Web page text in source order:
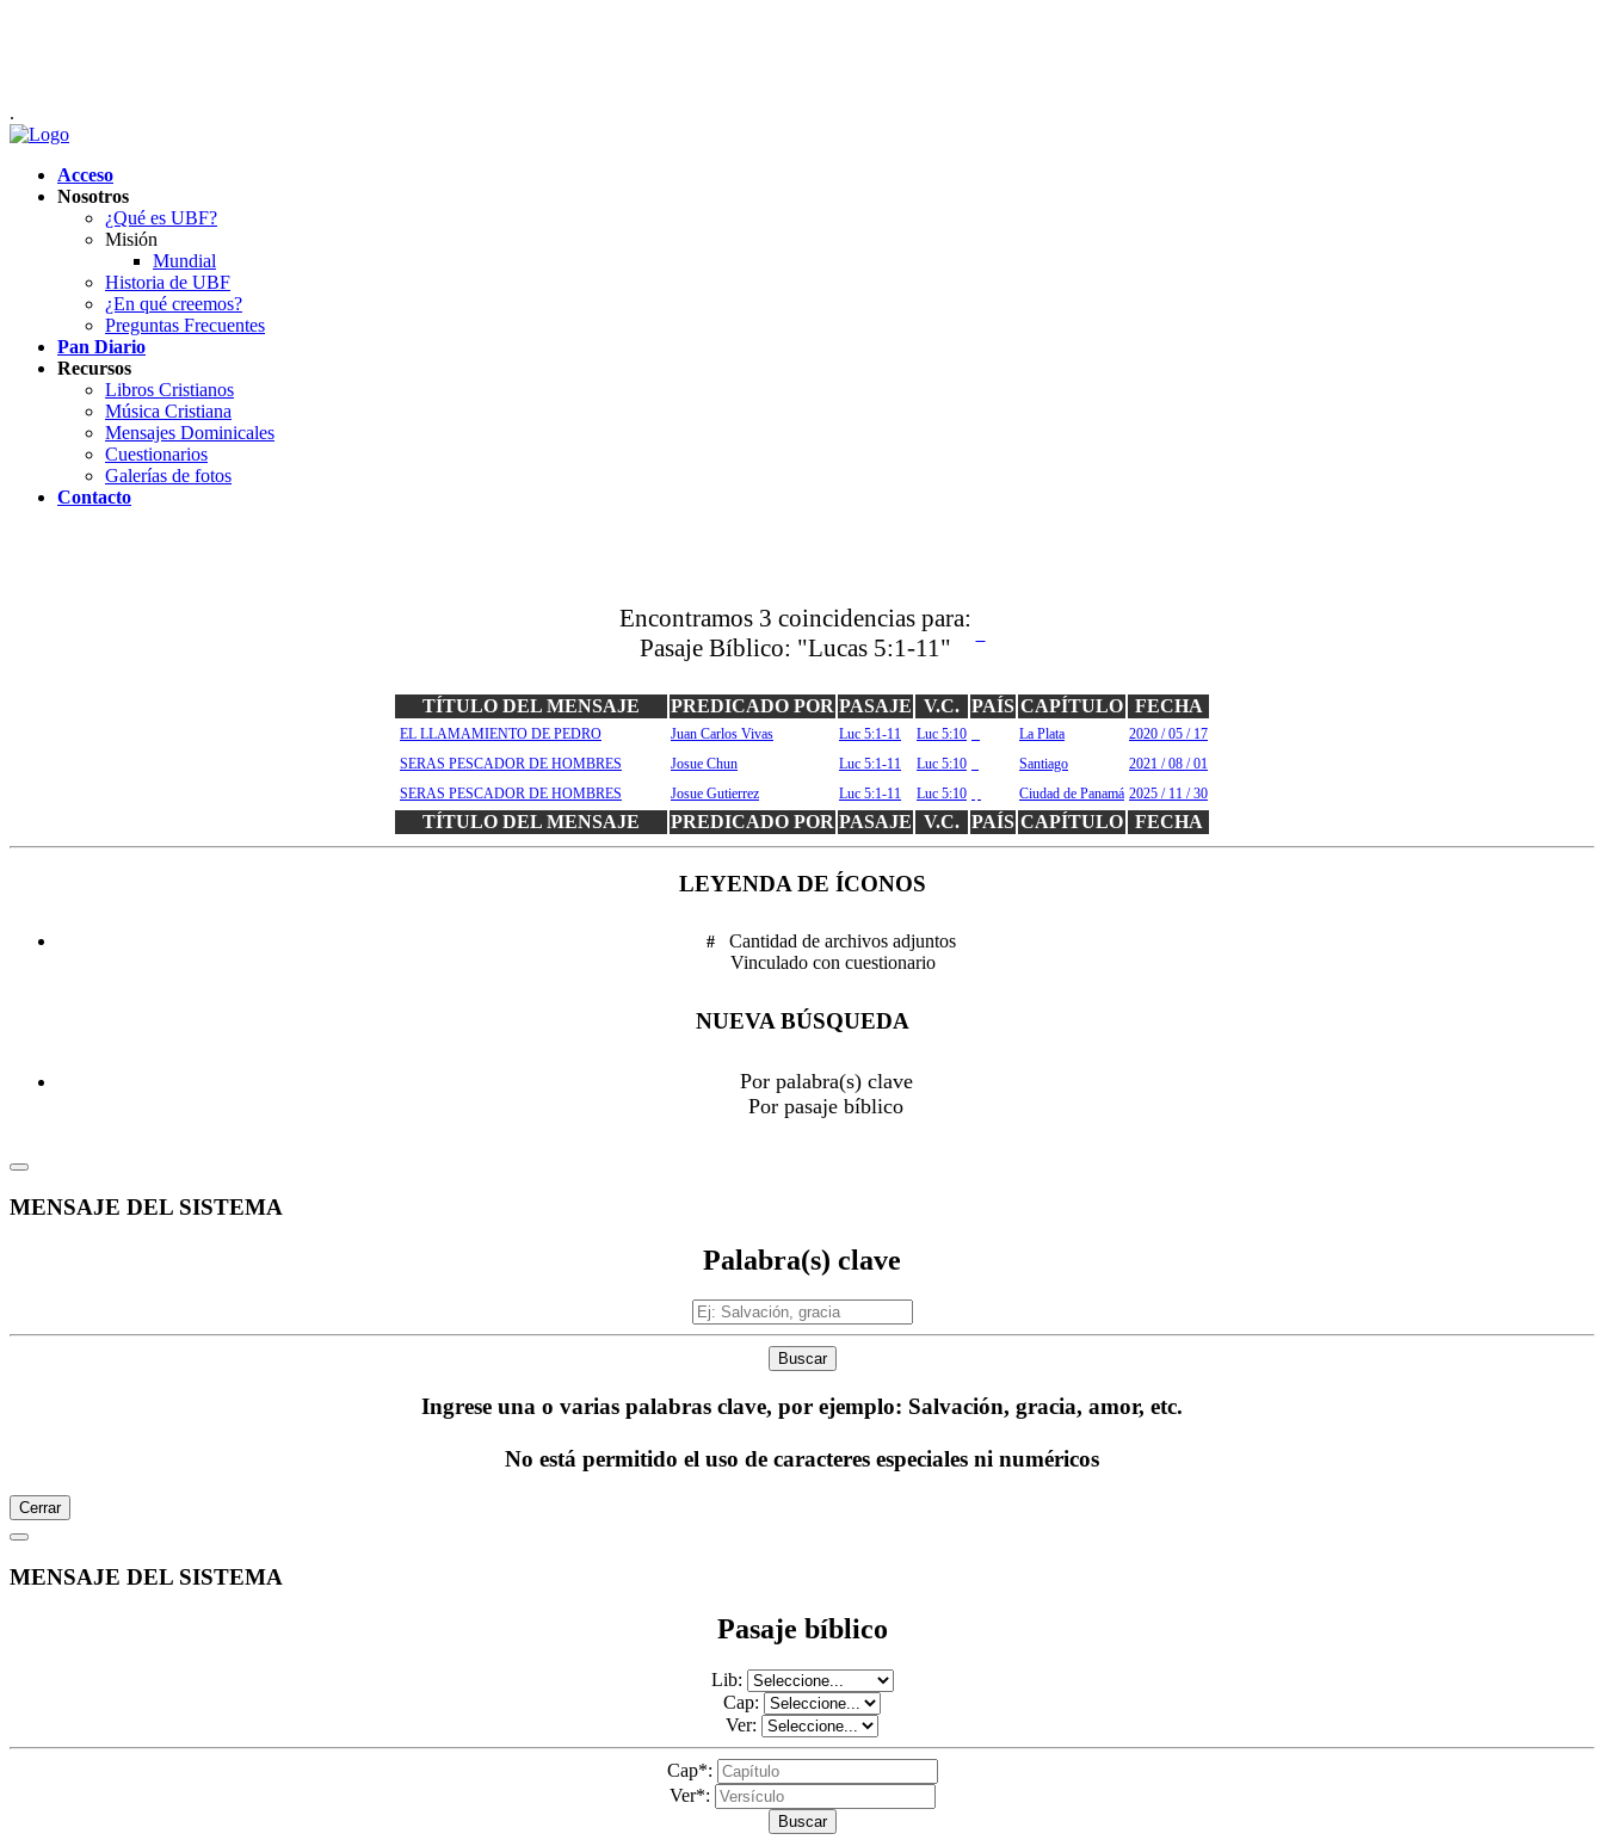
.
Acceso
Nosotros
¿Qué es UBF?
Misión
Mundial
Historia de UBF
¿En qué creemos?
Preguntas Frecuentes
Pan Diario
Recursos
Libros Cristianos
Música Cristiana
Mensajes Dominicales
Cuestionarios
Galerías de fotos
Contacto
Encontramos 3 coincidencias para:
Pasaje Bíblico: "Lucas 5:1-11"
TÍTULO DEL MENSAJE PREDICADO POR PASAJE V.C. PAÍS CAPÍTULO FECHA
EL LLAMAMIENTO DE PEDRO Juan Carlos Vivas Luc 5:1-11 Luc 5:10 La Plata
2020 / 05 / 17
SERAS PESCADOR DE HOMBRES
Josue Chun Luc 5:1-11 Luc 5:10 Santiago
2021 / 08 / 01
SERAS PESCADOR DE HOMBRES
Josue Gutierrez Luc 5:1-11 Luc 5:10 Ciudad de Panamá 2025 / 11 / 30
TÍTULO DEL MENSAJE PREDICADO POR PASAJE V.C. PAÍS CAPÍTULO FECHA
LEYENDA DE ÍCONOS
#
Cantidad de archivos adjuntos
Vinculado con cuestionario
NUEVA BÚSQUEDA
Por palabra(s) clave
Por pasaje bíblico
MENSAJE DEL SISTEMA
Palabra(s) clave
Buscar
Ingrese una o varias palabras clave, por ejemplo: Salvación, gracia, amor, etc.
No está permitido el uso de caracteres especiales ni numéricos
Cerrar
MENSAJE DEL SISTEMA
Pasaje bíblico
Lib:
Cap:
Ver:
Cap*:
Ver*:
Buscar